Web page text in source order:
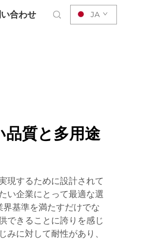
合わせ JA
品質と多用途
現するために設計されて
い企業にとって最適な選
基準を満たすだけでな
できることに誇りを感じ
みに対して耐性があり、